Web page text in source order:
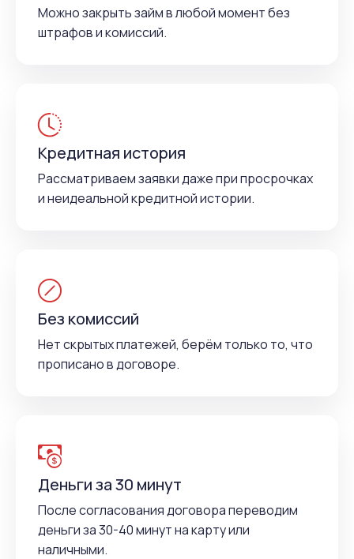
Можно закрыть займ в любой момент без
штрафов и комиссий.
Кредитная история
Рассматриваем заявки даже при просрочках
и неидеальной кредитной истории.
Без комиссий
Нет скрытых платежей, берём только то, что
прописано в договоре.
Деньги за 30 минут
После согласования договора переводим
деньги за 30-40 минут на карту или
наличными.